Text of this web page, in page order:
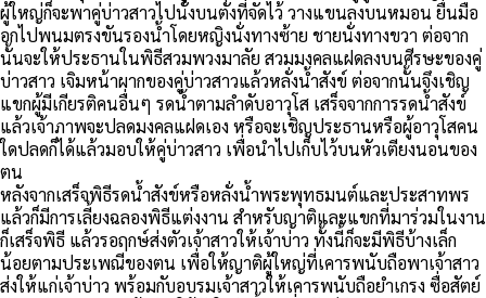
ผู้ใหญ่ก็จะพาคู่บ่าวสาวไปนั่งบนตั่งที่จัดไว้ วางแขนลงบนหมอน ยื่นมือ
อกไปพนมตรงขันรองน้ำโดยหญิงนั่งทางซ้าย ชายนั่งทางขวา ต่อจาก
นั้นจะให้ประธานในพิธีสวมพวงมาลัย สวมมงคลแฝดลงบนศีรษะของคู่
บ่าวสาว เจิมหน้าผากของคู่บ่าวสาวแล้วหลั่งน้ำสังข์ ต่อจากนั้นจึงเชิญ
แขกผู้มีเกียรติคนอื่นๆ รดน้ำตามลำดับอาวุโส เสร็จจากการรดน้ำสังข์
แล้วเจ้าภาพจะปลดมงคลแฝดเอง หรือจะเชิญประธานหรือผู้อาวุโสคน
ใดปลดก็ได้แล้วมอบให้คู่บ่าวสาว เพื่อนำไปเก็บไว้บนหัวเตียงนอนของ
ตน
หลังจากเสร็จพิธีรดน้ำสังข์หรือหลั่งน้ำพระพุทธมนต์และประสาทพร
แล้วก็มีการเลี้ยงฉลองพิธีแต่งงาน สำหรับญาติและแขกที่มาร่วมในงาน
ก็เสร็จพิธี แล้วรอฤกษ์ส่งตัวเจ้าสาวให้เจ้าบ่าว ทั้งนี้ก็จะมีพิธีบ้างเล็ก
น้อยตามประเพณีของตน เพื่อให้ญาติผู้ใหญ่ที่เคารพนับถือพาเจ้าสาว
ส่งให้แก่เจ้าบ่าว พร้อมกับอบรมเจ้าสาวให้เคารพนับถือยำเกรง ซื่อสัตย์